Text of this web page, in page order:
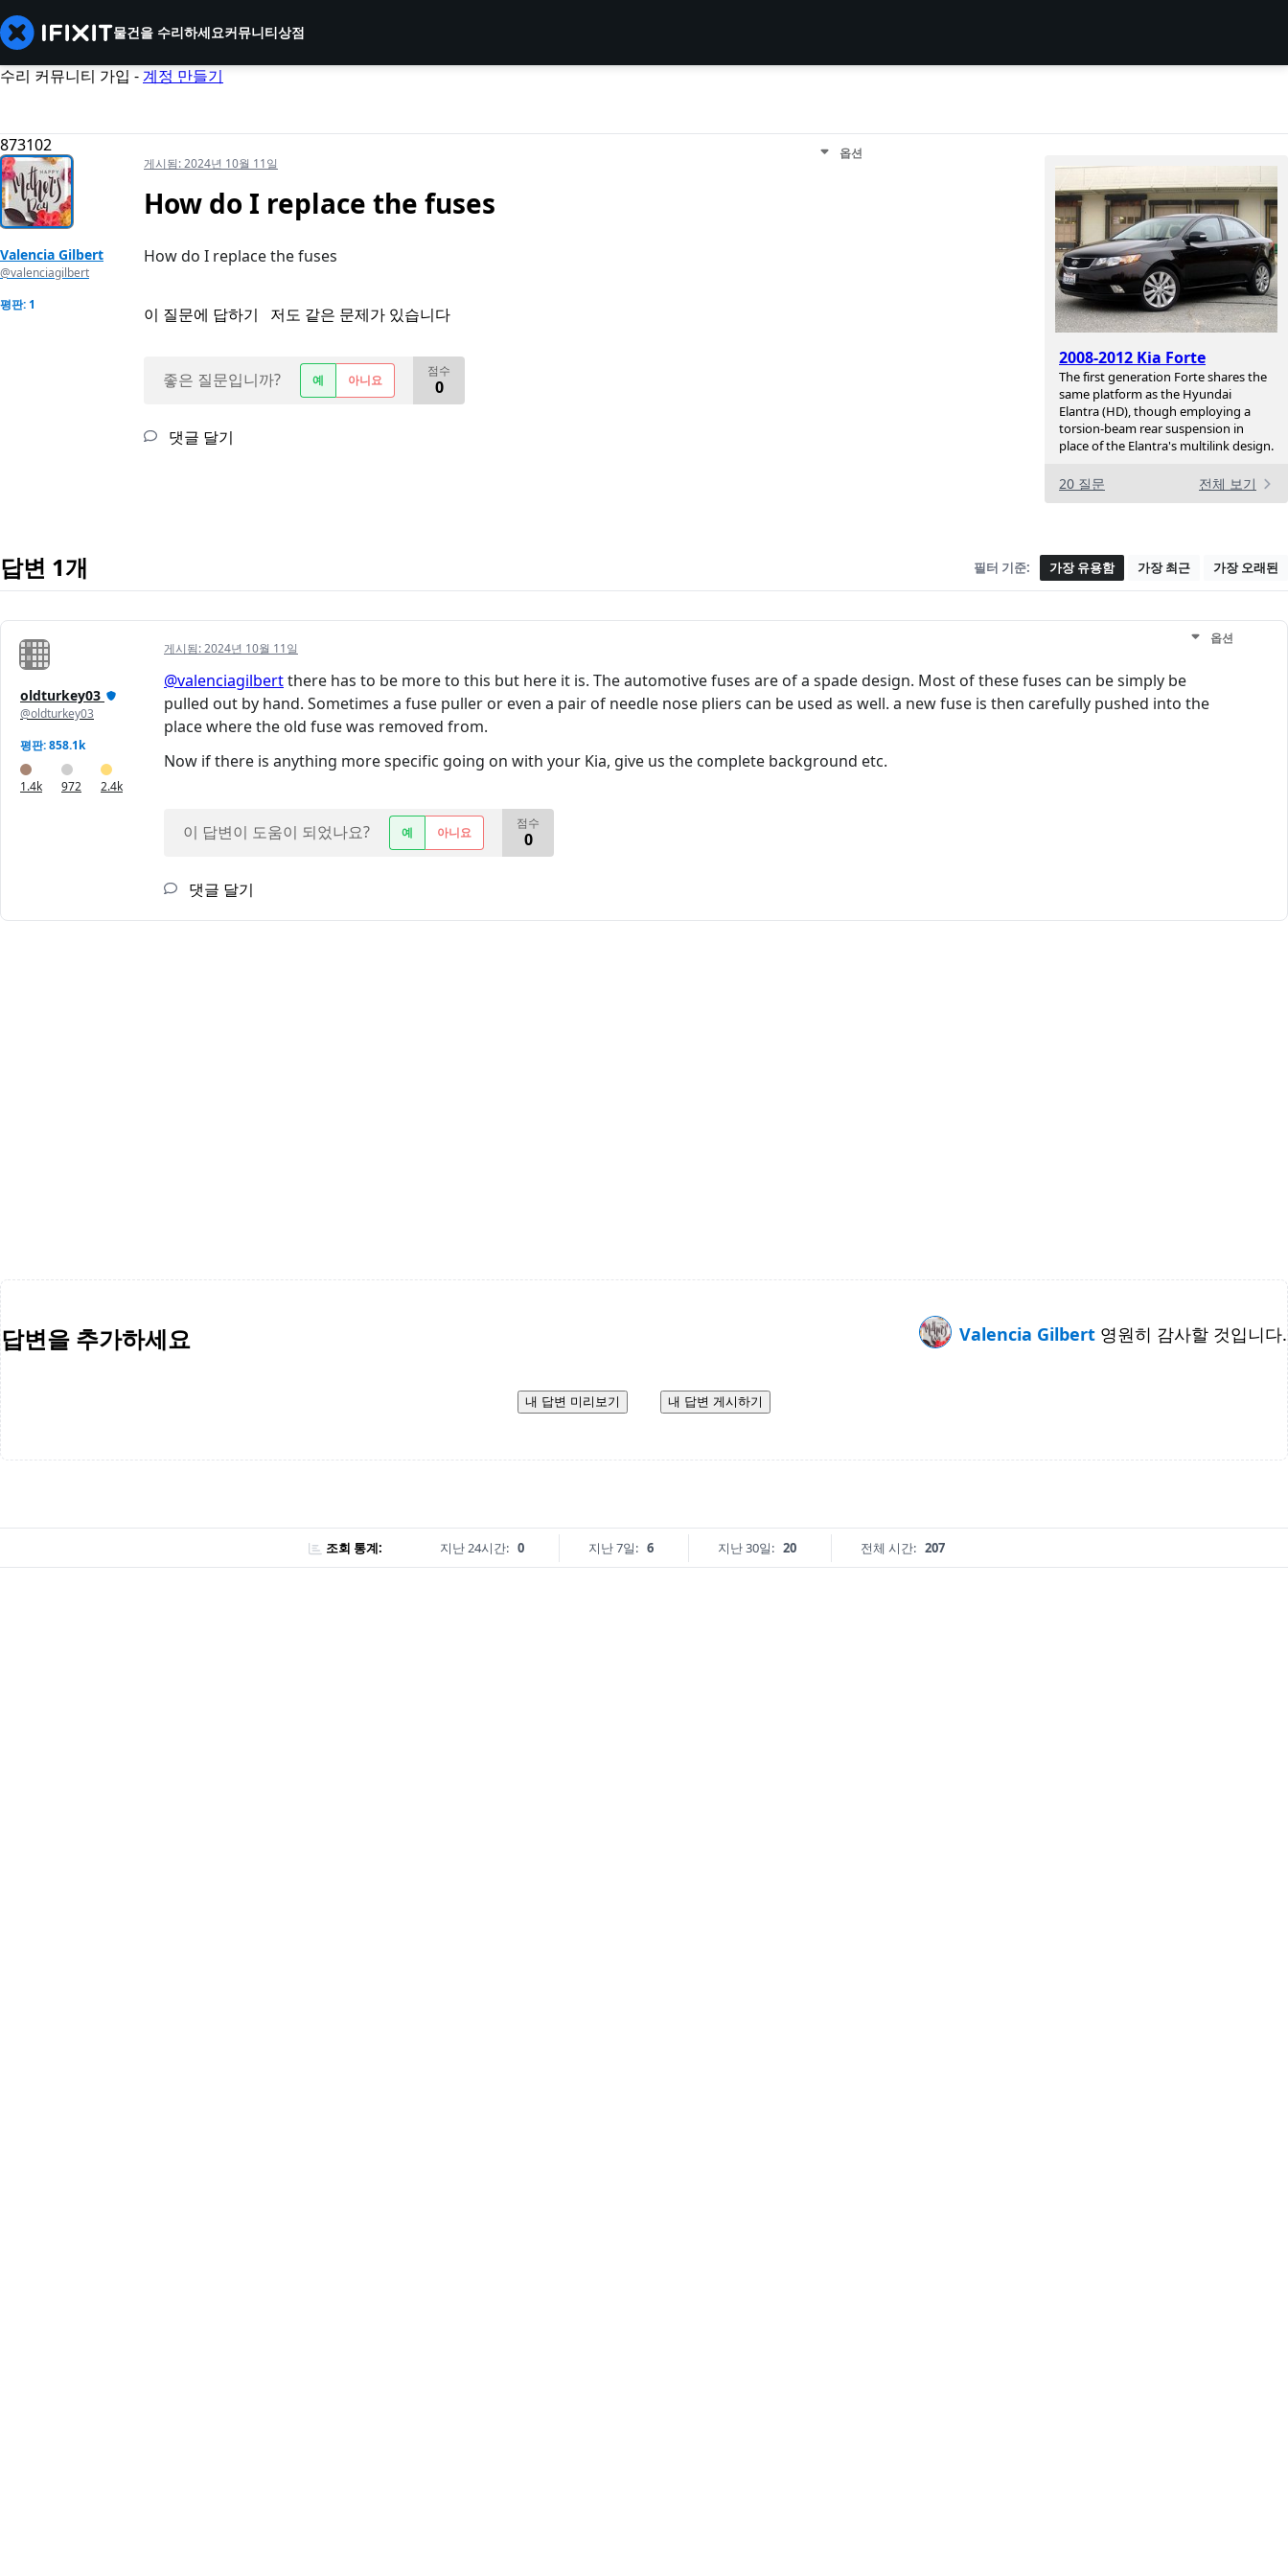
물건을 수리하세요커뮤니티상점
수리 커뮤니티 가입 -계정 만들기
873102
2008-2012 Kia Forte
The first generation Forte shares the
same platform as the Hyundai
Elantra (HD), though employing a
torsion-beam rear suspension in
place of the Elantra's multilink design.
20 질문 전체 보기
Valencia Gilbert
@valenciagilbert
평판: 1
게시됨:2024년 10월 11일
옵션
How do I replace the fuses
How do I replace the fuses
이 질문에 답하기 저도 같은 문제가 있습니다
좋은 질문입니까? 예 아니요
점수
0
댓글 달기
답변 1개 필터 기준: 가장 유용함 가장 최근 가장 오래된
oldturkey03
@oldturkey03
평판: 858.1k
1.4k 972 2.4k
게시됨:2024년 10월 11일
옵션
@valenciagilbertthere has to be more to this but here it is. The automotive fuses are of a spade design. Most of these fuses can be simply be
pulled out by hand. Sometimes a fuse puller or even a pair of needle nose pliers can be used as well. a new fuse is then carefully pushed into the
place where the old fuse was removed from.
Now if there is anything more specific going on with your Kia, give us the complete background etc.
이 답변이 도움이 되었나요? 예 아니요
점수
0
댓글 달기
답변을 추가하세요 Valencia Gilbert 영원히 감사할 것입니다.
내 답변 미리보기 내 답변 게시하기
조회 통계: 지난 24시간: 0 지난 7일: 6 지난 30일: 20 전체 시간: 207